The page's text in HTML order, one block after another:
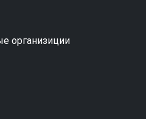
организиции